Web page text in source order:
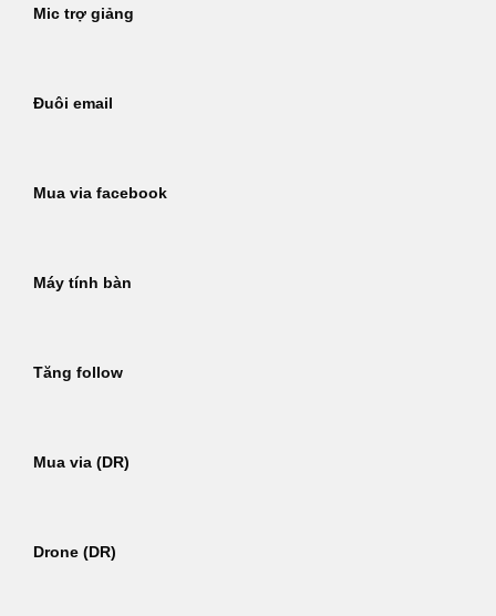
Mic trợ giảng
Đuôi email
Mua via facebook
Máy tính bàn
Tăng follow
Mua via (DR)
Drone (DR)